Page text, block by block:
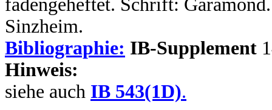
fadengeheftet. Schrift:
Sinzheim.
Bibliographie: IB-Supplement
Hinweis:
siehe auch IB 543(1D).